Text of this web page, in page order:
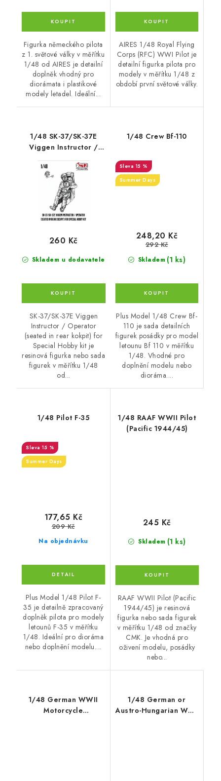
Figurka německého pilota
z 1. světové války v měřítku
1/48 od AIRES je detailní
doplněk vhodný pro
diorámata i plastikové
modely letadel. Ideální...
AIRES 1/48 Royal Flying
Corps (RFC) WWI Pilot je
detailní figurka pilota pro
modely v měřítku 1/48 z
období první světové války.
1/48 SK-37/SK-37E
Viggen Instructor /
Operator (seated in
rear cockpit) for
Special Hobby kit
Skladem u dodavatele
260 Kč
SK-37/SK-37E Viggen
Instructor / Operator
(seated in rear kokpit) for
Special Hobby kit je
resinová figurka nebo sada
figurek v měřítku 1/48
od...
1/48 Crew Bf-110
15 %
Summer Days
Skladem (1 ks)
248,20 Kč
292 Kč
Plus Model 1/48 Crew Bf-
110 je sada detailních
figurek posádky pro model
letounu Bf 110 v měřítku
1/48. Vhodné pro
doplnění modelu nebo
dioráma....
1/48 Pilot F-35
15 %
Summer Days
Na objednávku
177,65 Kč
209 Kč
Plus Model 1/48 Pilot F-
35 je detailně zpracovaný
doplněk pilota pro modely
letounů F-35 v měřítku
1/48. Ideální pro dioráma
nebo doplnění modelu....
1/48 RAAF WWII Pilot
(Pacific 1944/45)
Skladem (1 ks)
245 Kč
RAAF WWII Pilot (Pacific
1944/45) je resinová
figurka nebo sada figurek
v měřítku 1/48 od značky
CMK. Je vhodná pro
oživení modelu, posádky
nebo...
1/48 German WWII
Motorcycle
1/48 German or
Austro-Hungarian WWI